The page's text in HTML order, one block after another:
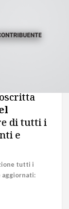
di tutti i
e
tutti i
aggiornati: